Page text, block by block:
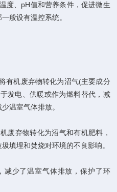
、pH值和营养条件，促进微生
般设有温控系统‌。
机废弃物转化为沼气(主要成分
发电、供暖或作为燃料替代，减
温室气体排放‌。
弃物转化为沼气和有机肥料，
填埋和焚烧对环境的不良影响‌。
少了温室气体排放，保护了环